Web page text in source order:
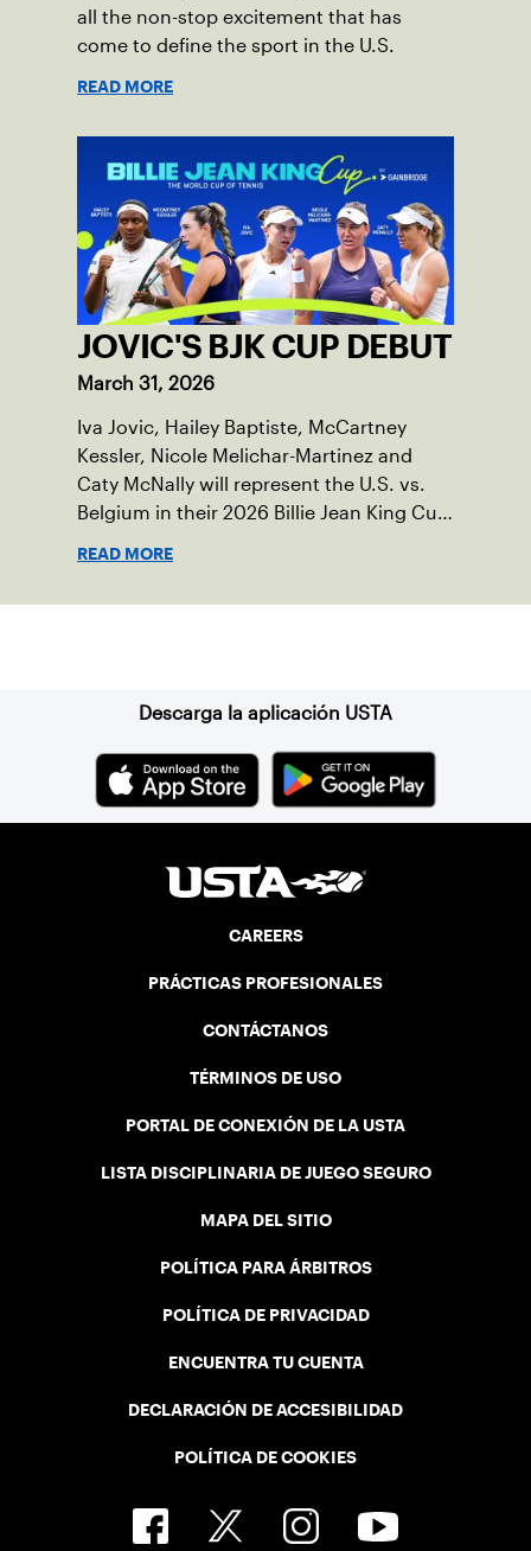
all the non-stop excitement that has
come to define the sport in the U.S.
READ MORE
JOVIC'S BJK CUP DEBUT
March 31, 2026
Iva Jovic, Hailey Baptiste, McCartney
Kessler, Nicole Melichar-Martinez and
Caty McNally will represent the U.S. vs.
Belgium in their 2026 Billie Jean King Cup
READ MORE
Descarga la aplicación USTA
CAREERS
PRÁCTICAS PROFESIONALES
CONTÁCTANOS
TÉRMINOS DE USO
PORTAL DE CONEXIÓN DE LA USTA
LISTA DISCIPLINARIA DE JUEGO SEGURO
MAPA DEL SITIO
POLÍTICA PARA ÁRBITROS
POLÍTICA DE PRIVACIDAD
ENCUENTRA TU CUENTA
DECLARACIÓN DE ACCESIBILIDAD
POLÍTICA DE COOKIES